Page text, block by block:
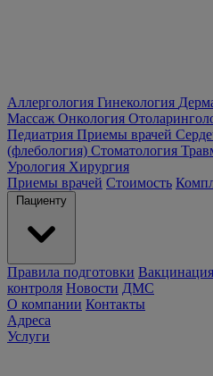
Аллергология Гинекология
Массаж Онкология
Педиатрия Приемы врачей
(флебология) Стоматология
Урология Хирургия
Приемы врачей Стоимость
Пациенту
Правила подготовки Вакцинация
контроля Новости ДМС
О компании Контакты
Адреса
Услуги